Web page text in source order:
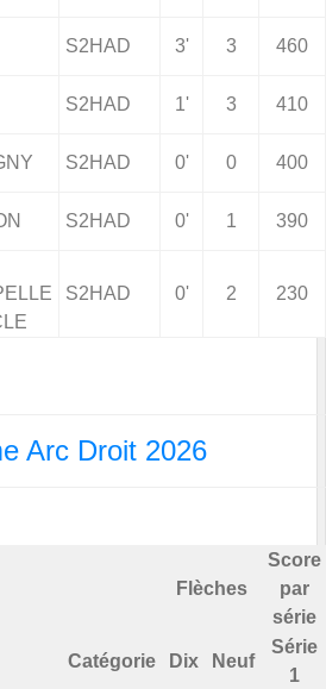
S2HAD 3' 3 460
S2HAD 1' 3 410
S2HAD 0' 0 400
S2HAD 0' 1 390
S2HAD 0' 2 230
Arc Droit 2026
Flèches
Score
par
série
Catégorie Dix Neuf
Série
1